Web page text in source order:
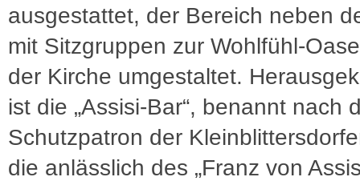
ausgestattet, der Bereich neben
mit Sitzgruppen zur Wohlfühl-
der Kirche umgestaltet.
ist die „Assisi-Bar“, benannt nach
Schutzpatron der
die anlässlich des „Franz von